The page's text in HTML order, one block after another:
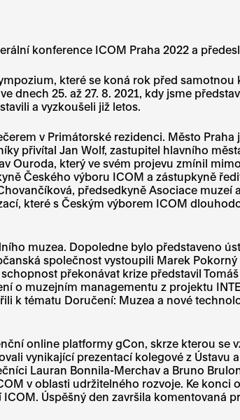
konference ICOM Praha 2022 a
které se koná rok před
dnech 25. až 27. 8. 2021, kdy jsme
a vyzkoušeli již letos.
v Primátorské rezidenci. Město
přivítal Jan Wolf, zastupitel hlavního
Ouroda, který ve svém projevu zmínil
Českého výboru ICOM a zástupkyně
předsedkyně Asociace
které s Českým výborem ICOM
muzea. Dopoledne bylo představeno
společnost vystoupili Marek
překonávat krize představil
o muzejním managementu z projektu
k tématu Doručení: Muzea a nové
online platformy gCon, skrze kterou se
vynikající prezentací kolegové z
Lauran Bonnila-Merchav a Bruno
v oblasti udržitelného rozvoje. Ke
Úspěšný den završila komentovaná